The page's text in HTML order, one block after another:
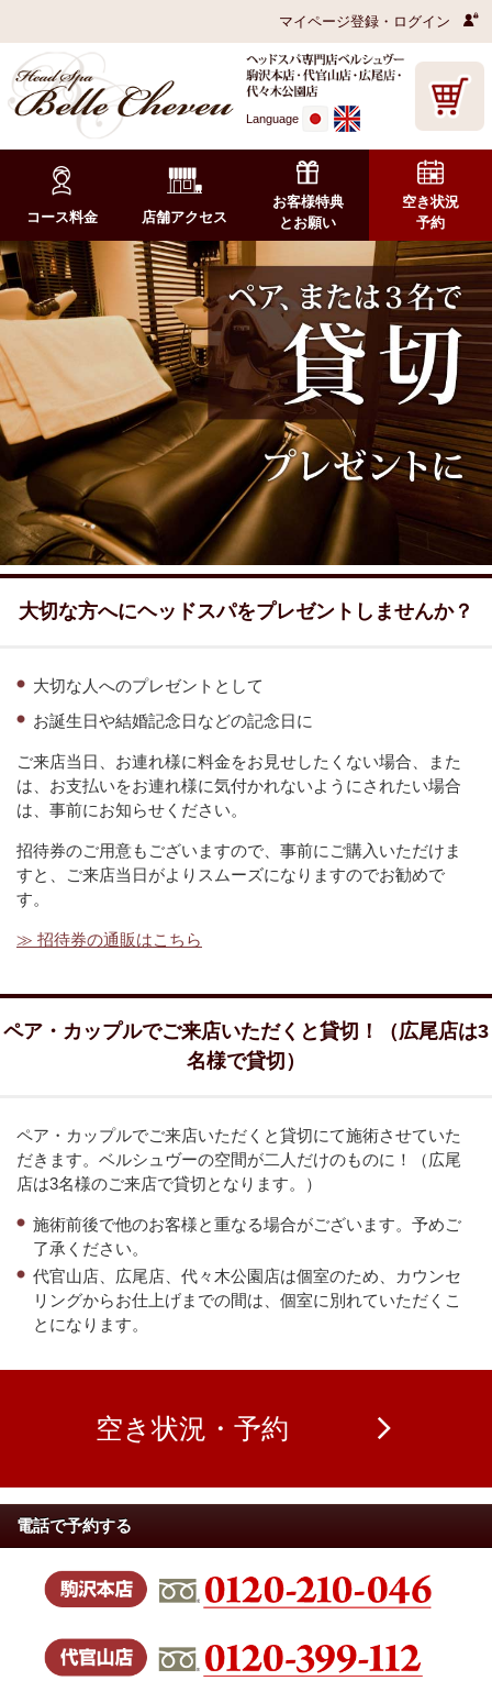
マイページ登録・ログイン
Language
コース料金 店舗アクセス
お客様特典
とお願い
空き状況
予約
大切な方へにヘッドスパをプレゼントしませんか？
大切な人へのプレゼントとして
お誕生日や結婚記念日などの記念日に
ご来店当日、お連れ様に料金をお見せしたくない場合、また
は、お支払いをお連れ様に気付かれないようにされたい場合
は、事前にお知らせください。
招待券のご用意もございますので、事前にご購入いただけま
すと、ご来店当日がよりスムーズになりますのでお勧めで
す。
≫ 招待券の通販はこちら
ペア・カップルでご来店いただくと貸切！（広尾店は3
名様で貸切）
ペア・カップルでご来店いただくと貸切にて施術させていた
だきます。ベルシュヴーの空間が二人だけのものに！（広尾
店は3名様のご来店で貸切となります。）
施術前後で他のお客様と重なる場合がございます。予めご
了承ください。
代官山店、広尾店、代々木公園店は個室のため、カウンセ
リングからお仕上げまでの間は、個室に別れていただくこ
とになります。
空き状況・予約
電話で予約する